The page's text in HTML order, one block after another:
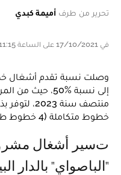
تحرير من طرف أميمة كبدي
في 17/10/2021 على الساعة 11:15
وصلت نسبة تقدم أشغال
إلى نسبة %50،
خطوط متكاملة (4 خطوط طرامواي، وخطي باصواي).
تسير أشغال مشروع تشييد خطين من
"الباصواي" بالدار